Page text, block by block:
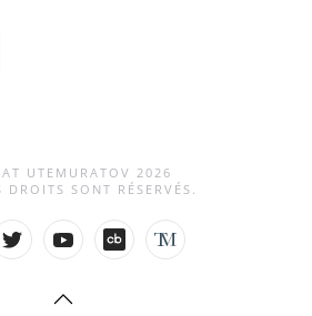
UTEMURATOV 2026
DROITS SONT RÉSERVÉS.